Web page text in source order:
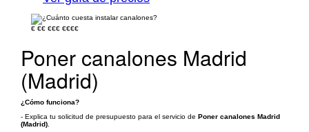
€ €€ €€€ €€€€
Poner canalones Madrid
(Madrid)
¿Cómo funciona?
- Explica tu solicitud de presupuesto para el servicio de Poner canalones Madrid
(Madrid)